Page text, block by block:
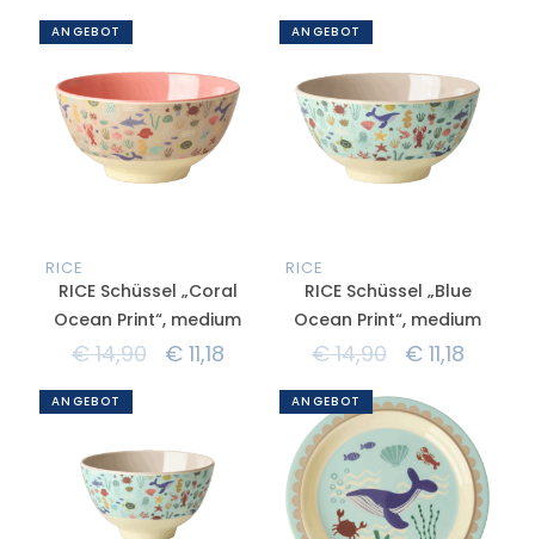
ANGEBOT
RICE
RICE Schüssel „Coral
Ocean Print“, medium
€14,90 €11,18
ANGEBOT
RICE
RICE Schüssel „Blue
Ocean Print“, medium
€14,90 €11,18
ANGEBOT ANGEBOT